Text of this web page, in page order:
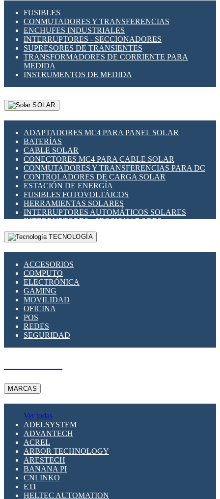
FUSIBLES
CONMUTADORES Y TRANSFERENCIAS
ENCHUFES INDUSTRIALES
INTERRUPTORES - SECCIONADORES
SUPRESORES DE TRANSIENTES
TRANSFORMADORES DE CORRIENTE PARA
MEDIDA
INSTRUMENTOS DE MEDIDA
SOLAR
ADAPTADORES MC4 PARA PANEL SOLAR
BATERÍAS
CABLE SOLAR
CONECTORES MC4 PARA CABLE SOLAR
CONMUTADORES Y TRANSFERENCIAS PARA DC
CONTROLADORES DE CARGA SOLAR
ESTACIÓN DE ENERGÍA
FUSIBLES FOTOVOLTÁICOS
HERRAMIENTAS SOLARES
INTERRUPTORES AUTOMÁTICOS SOLARES
INTERRUPTORES - SECCIONADORES
FOTOVOLTÁICOS
MONTAJE PANEL SOLAR
SUPRESOR DE TRANSIENTES SPDS PARA
APLICACIONES FOTOVOLTAICAS
TECNOLOGÍA
ACCESORIOS
COMPUTO
ELECTRÓNICA
GAMING
MOVILIDAD
OFICINA
POS
REDES
SEGURIDAD
MARCAS
Ver todas
ADELSYSTEM
ADVANTECH
ACREL
ARBOR TECHNOLOGY
ARESTECH
BANANA PI
CNLINKO
ETI
HELTEC AUTOMATION